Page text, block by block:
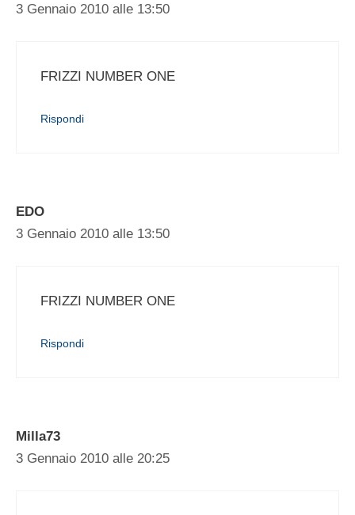
3 Gennaio 2010 alle 13:50
FRIZZI NUMBER ONE
Rispondi
EDO
3 Gennaio 2010 alle 13:50
FRIZZI NUMBER ONE
Rispondi
Milla73
3 Gennaio 2010 alle 20:25